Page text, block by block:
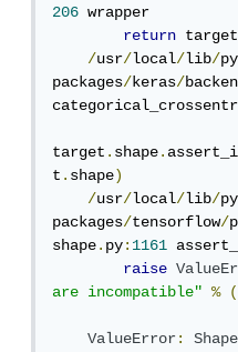
206 wrapper
return
/usr/local/lib/
packages/keras/
target.shape.
t.shape)
/usr/local/lib/
packages/tensorflow/
shape.py:1161
raise
are incompatible"
%
ValueError: